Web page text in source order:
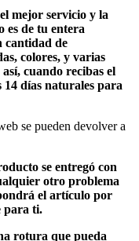
mejor servicio y la
es de tu entera
cantidad de
colores, y varias
cuando recibas el
14 días naturales para
se pueden devolver a
se entregó con
otro problema
el artículo por
para ti.
rotura que pueda